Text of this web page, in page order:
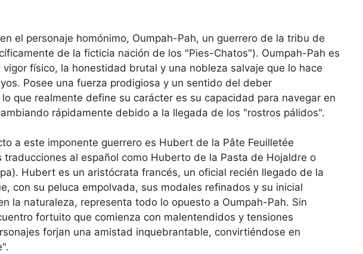
el personaje homónimo, Oumpah-Pah, un guerrero de la tribu de
de la ficticia nación de los "Pies-Chatos"). Oumpah-Pah es
físico, la honestidad brutal y una nobleza salvaje que lo hace
Posee una fuerza prodigiosa y un sentido del deber
que realmente define su carácter es su capacidad para navegar en
rápidamente debido a la llegada de los "rostros pálidos".
a este imponente guerrero es Hubert de la Pâte Feuilletée
traducciones al español como Huberto de la Pasta de Hojaldre o
Hubert es un aristócrata francés, un oficial recién llegado de la
con su peluca empolvada, sus modales refinados y su inicial
la naturaleza, representa todo lo opuesto a Oumpah-Pah. Sin
fortuito que comienza con malentendidos y tensiones
forjan una amistad inquebrantable, convirtiéndose en